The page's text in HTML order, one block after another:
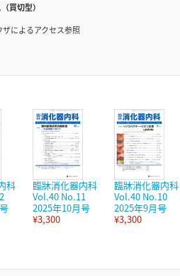
買切型）
によるアクセス参照
科
臨牀消化器内科
Vol.40 No.11
2025年10月号
¥3,300
臨牀消化器内科
Vol.40 No.10
2025年9月号
¥3,300